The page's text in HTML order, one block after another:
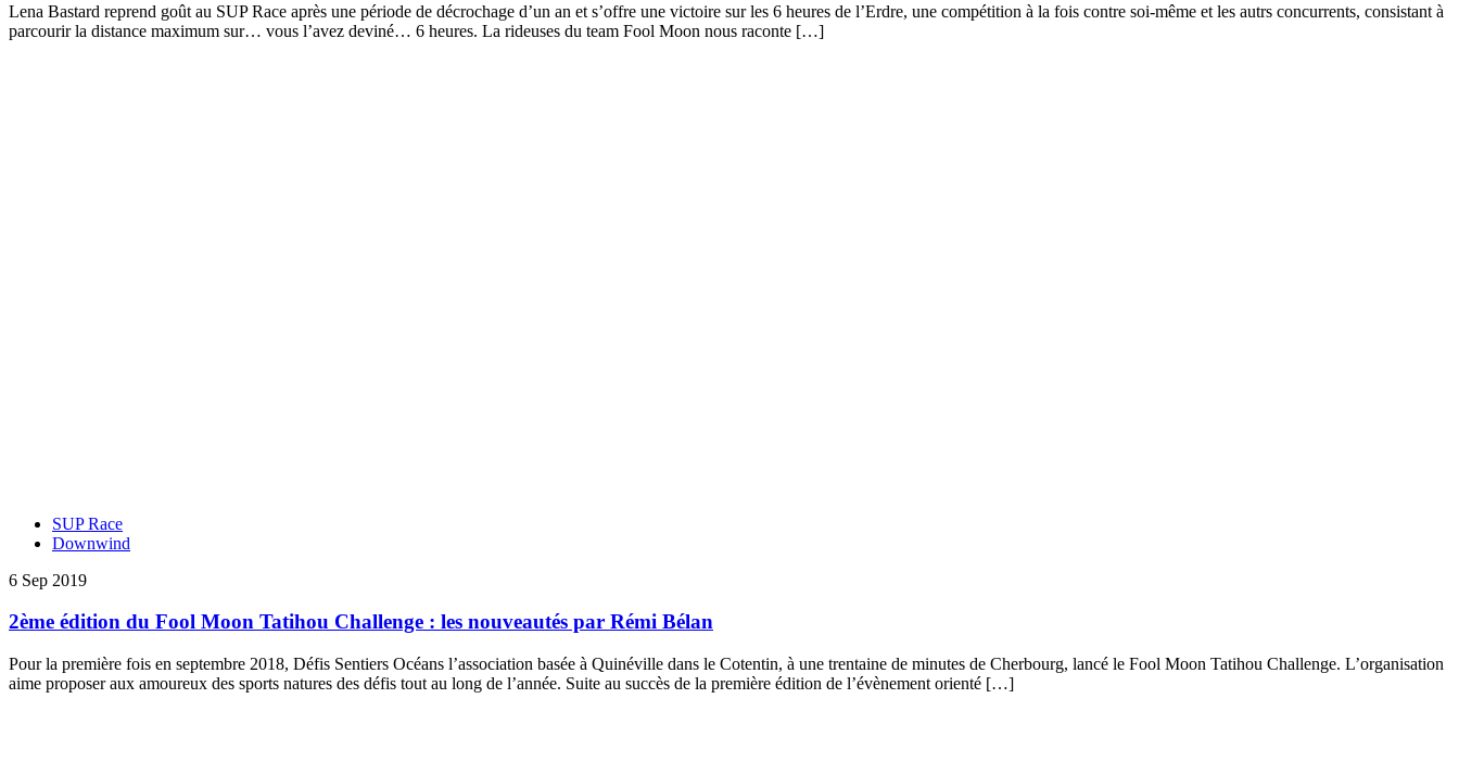
Lena Bastard reprend goût au SUP Race après une période de décrochage d’un an et s’offre une victoire sur les 6 heures de l’Erdre, une compétition à la fois contre soi-même et les autrs concurrents, consistant à
parcourir la distance maximum sur… vous l’avez deviné… 6 heures. La rideuses du team Fool Moon nous raconte […]
SUP Race
Downwind
6 Sep 2019
2ème édition du Fool Moon Tatihou Challenge : les nouveautés par Rémi Bélan
Pour la première fois en septembre 2018, Défis Sentiers Océans l’association basée à Quinéville dans le Cotentin, à une trentaine de minutes de Cherbourg, lancé le Fool Moon Tatihou Challenge. L’organisation
aime proposer aux amoureux des sports natures des défis tout au long de l’année. Suite au succès de la première édition de l’évènement orienté […]